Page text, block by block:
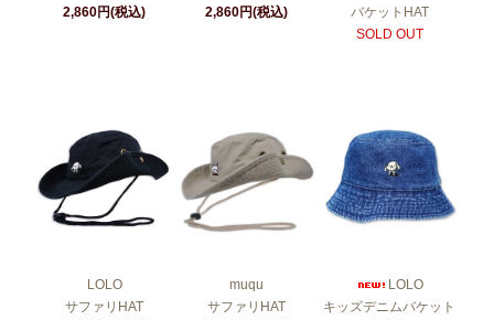
2,860円(税込)
2,860円(税込)
バケットHAT
SOLD OUT
LOLO
サファリHAT
muqu
サファリHAT
LOLO
キッズデニムバケット